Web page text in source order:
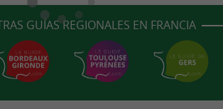
GUÍAS REGIONALES EN FRANCIA